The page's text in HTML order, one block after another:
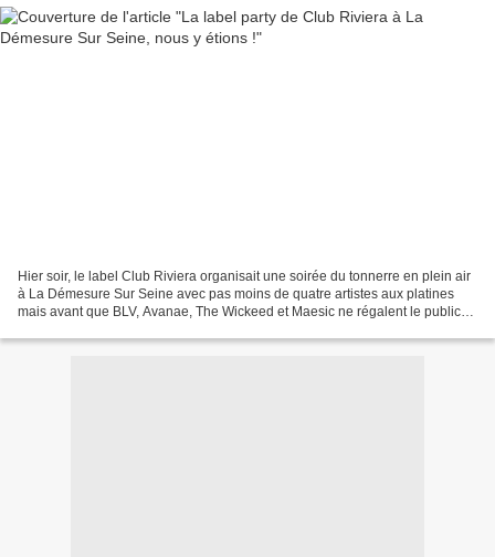
Hier soir, le label Club Riviera organisait une soirée du tonnerre en plein air
à La Démesure Sur Seine avec pas moins de quatre artistes aux platines
mais avant que BLV, Avanae, The Wickeed et Maesic ne régalent le public